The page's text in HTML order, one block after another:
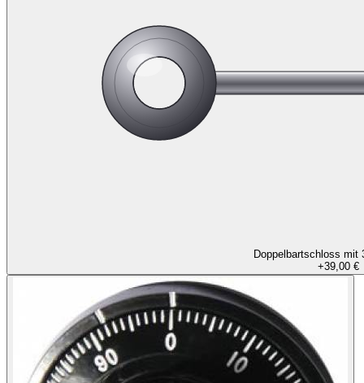
Doppelbartschloss mit
+39,00 €